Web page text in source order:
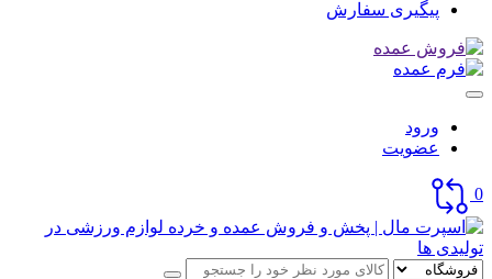
پیگیری سفارش
ورود
عضویت
0